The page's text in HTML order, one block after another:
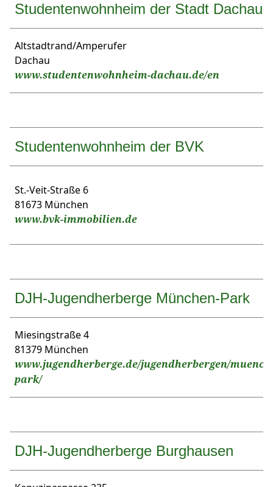
Studentenwohnheim der Stadt Dachau
Altstadtrand/Amperufer
Dachau
www.studentenwohnheim-dachau.de/en
Studentenwohnheim der BVK
St.-Veit-Straße 6
81673 München
www.bvk-immobilien.de
DJH-Jugendherberge München-Park
Miesingstraße 4
81379 München
www.jugendherberge.de/jugendherbergen/
park/
DJH-Jugendherberge Burghausen